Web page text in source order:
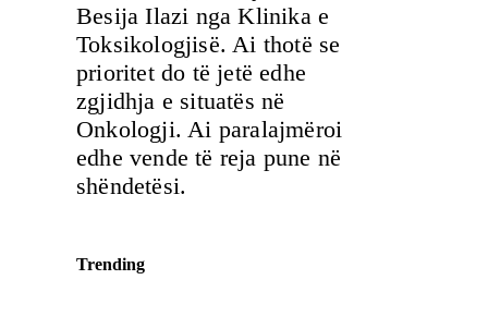
Besija Ilazi nga Klinika e
Toksikologjisë. Ai thotë se
prioritet do të jetë edhe
zgjidhja e situatës në
Onkologji. Ai paralajmëroi
edhe vende të reja pune në
shëndetësi.
Trending